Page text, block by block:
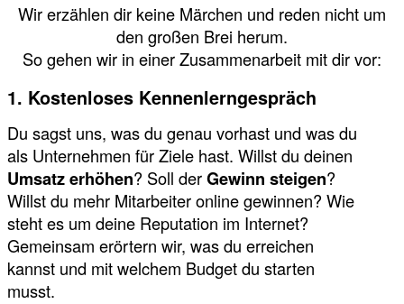
Wir erzählen dir keine Märchen und reden nicht um
den großen Brei herum.
So gehen wir in einer Zusammenarbeit mit dir vor:
1. Kostenloses Kennenlerngespräch
Du sagst uns, was du genau vorhast und was du
als Unternehmen für Ziele hast. Willst du deinen
Umsatz erhöhen? Soll derGewinn steigen?
Willst du mehr Mitarbeiter online gewinnen? Wie
steht es um deine Reputation im Internet?
Gemeinsam erörtern wir, was du erreichen
kannst und mit welchem Budget du starten
musst.